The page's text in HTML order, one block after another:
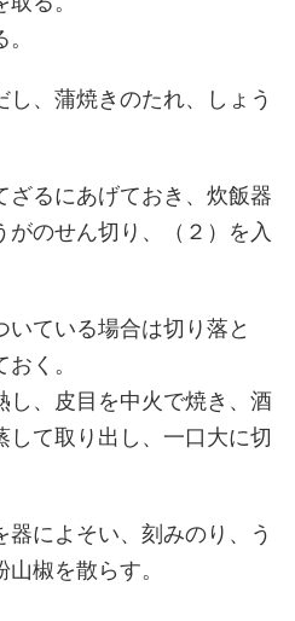
し、蒲焼きのたれ、しょう
ざるにあげておき、炊飯器
のせん切り、（２）を入
いている場合は切り落と
く。
し、皮目を中火で焼き、酒
して取り出し、一口大に切
器によそい、刻みのり、う
椒を散らす。